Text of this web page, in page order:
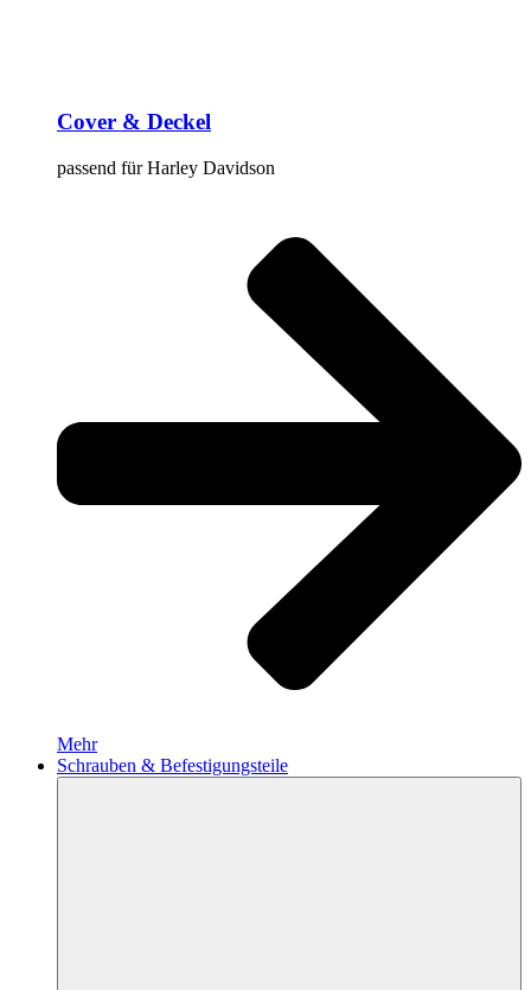
Cover & Deckel
passend für Harley Davidson
Mehr
Schrauben & Befestigungsteile